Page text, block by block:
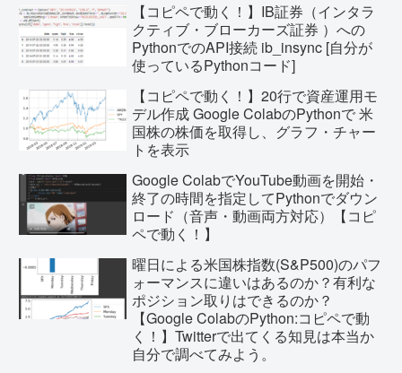
【コピペで動く！】IB証券（インタラ
クティブ・ブローカーズ証券 ）への
PythonでのAPI接続 ib_insync [自分が
使っているPythonコード]
【コピペで動く！】20行で資産運用モ
デル作成 Google ColabのPythonで 米
国株の株価を取得し、グラフ・チャー
トを表示
Google ColabでYouTube動画を開始・
終了の時間を指定してPythonでダウン
ロード（音声・動画両方対応）【コピ
ペで動く！】
曜日による米国株指数(S&P500)のパフ
ォーマンスに違いはあるのか？有利な
ポジション取りはできるのか？
【Google ColabのPython:コピペで動
く！】Twitterで出てくる知見は本当か
自分で調べてみよう。